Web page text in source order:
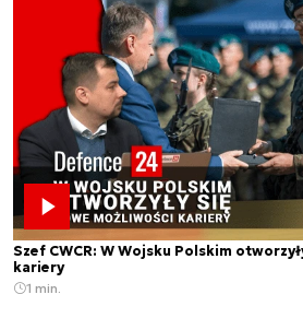
Szef CWCR: W Wojsku Polskim
kariery
1 min.